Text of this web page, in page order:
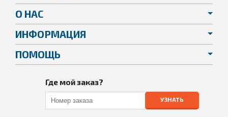
О НАС
ИНФОРМАЦИЯ
ПОМОЩЬ
Где мой заказ?
УЗНАТЬ